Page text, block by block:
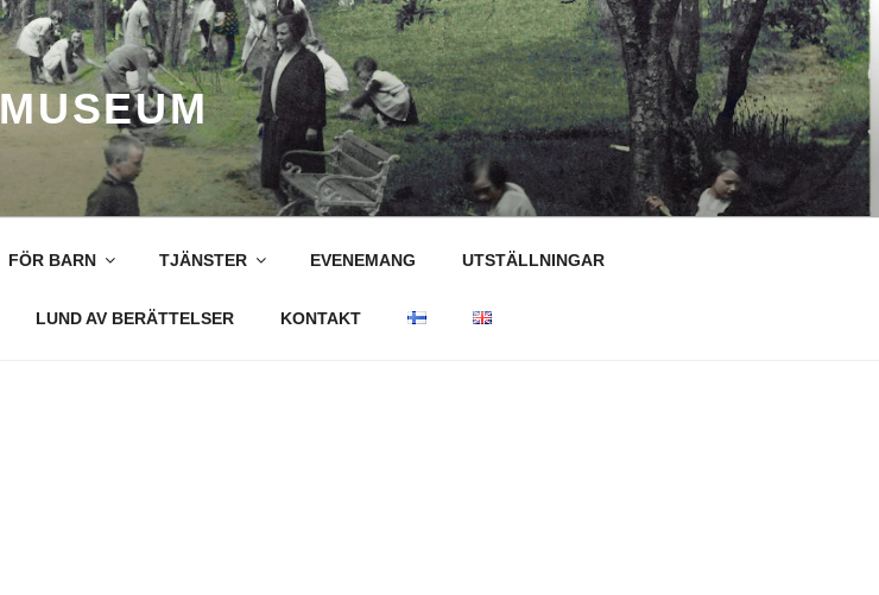
FÖR BARN TJÄNSTER EVENEMANG UTSTÄLLNINGAR
LUND AV BERÄTTELSER KONTAKT